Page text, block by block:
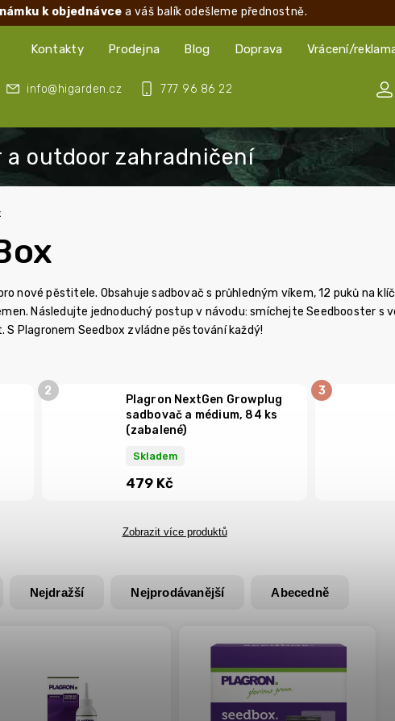
k objednávce a váš balík odešleme přednostně.
777 96 86 22
info@higarden.cz
Kontakty Prodejna Blog Doprava Vrácení/
nové pěstitele. Obsahuje sadbovač s průhledným víkem, 12 puků na
Následujte jednoduchý postup v návodu: smíchejte Seedbooster s
Plagronem Seedbox zvládne pěstování každý!
Plagron NextGen Growplug
sadbovač a médium, 84 ks
(zabalené)
Skladem
479 Kč
Zobrazit více produktů
Nejdražší Nejprodávanější Abecedně